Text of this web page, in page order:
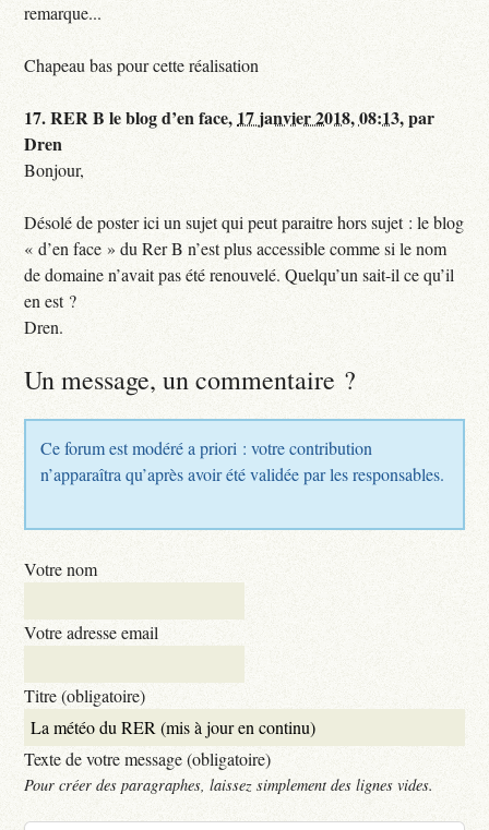
remarque...
Chapeau bas pour cette réalisation
17.RER B le blog d’en face, 17 janvier 2018, 08:13,par
Dren
Bonjour,
Désolé de poster ici un sujet qui peut paraitre hors sujet : le blog
« d’en face » du Rer B n’est plus accessible comme si le nom
de domaine n’avait pas été renouvelé. Quelqu’un sait-il ce qu’il
en est ?
Dren.
Un message, un commentaire ?
Ce forum est modéré a priori : votre contribution
n’apparaîtra qu’après avoir été validée par les responsables.
Votre nom
Votre adresse email
Titre (obligatoire)
Texte de votre message (obligatoire)
Pour créer des paragraphes, laissez simplement des lignes vides.